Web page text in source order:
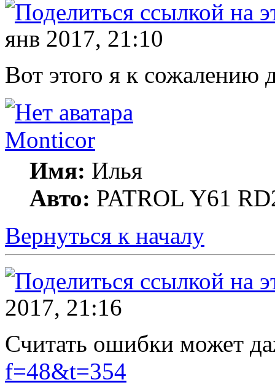
янв 2017, 21:10
Вот этого я к сожалению
Monticor
Имя: Илья
Авто: PATROL Y61
Вернуться к началу
2017, 21:16
Считать ошибки может
f=48&t=354